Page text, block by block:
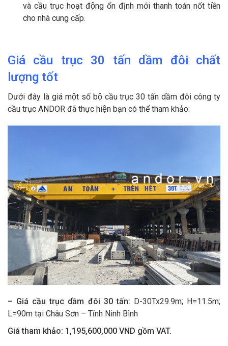
và cầu trục hoạt động ổn định mới thanh toán nốt tiền
cho nhà cung cấp.
Giá cầu trục 30 tấn dầm đôi chất
lượng tốt
Dưới đây là giá một số bộ cầu trục 30 tấn dầm đôi công ty
cầu trục ANDOR đã thực hiện bạn có thể tham khảo:
– Giá cầu trục dầm đôi 30tấn: D-30Tx29.9m; H=11.5m;
L=90m tại Châu Sơn – Tỉnh Ninh Bình
Giá tham khảo: 1,195,600,000 VND gồm VAT.